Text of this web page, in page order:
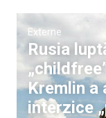
Externe
Rusia
Kremlin a
interzice